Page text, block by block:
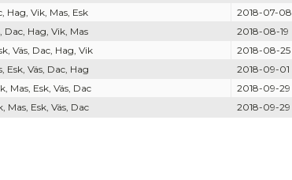
Hag, Vik, Mas, Esk
2018-07-08
Dac, Hag, Vik, Mas
2018-08-19
Väs, Dac, Hag, Vik
2018-08-25
Esk, Väs, Dac, Hag
2018-09-01
Mas, Esk, Väs, Dac
2018-09-29
Esk, Väs, Dac
2018-09-29